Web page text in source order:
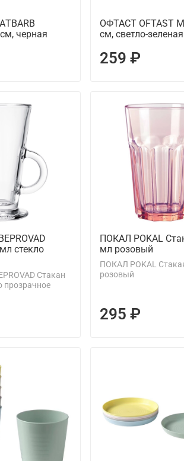
черная
ОФТАСТ OFTAST
см, светло-зеленая
259 ₽
стекло
Стакан
прозрачное
ПОКАЛ POKAL
мл розовый
ПОКАЛ POKAL
розовый
295 ₽